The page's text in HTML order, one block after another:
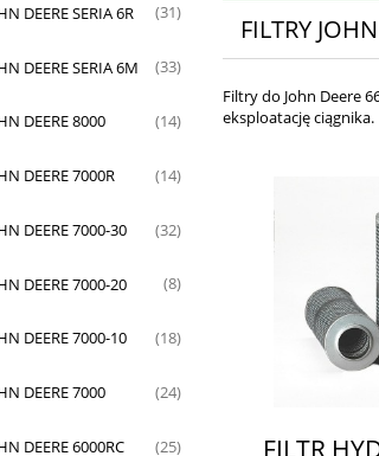
DEERE SERIA 6R (31)
DEERE SERIA 6M (33)
DEERE 8000 (14)
DEERE 7000R (14)
DEERE 7000-30 (32)
DEERE 7000-20 (8)
DEERE 7000-10 (18)
DEERE 7000 (24)
DEERE 6000RC (25)
FILTRY
Filtry do John Deere
eksploatację ciągnika.
FILTR